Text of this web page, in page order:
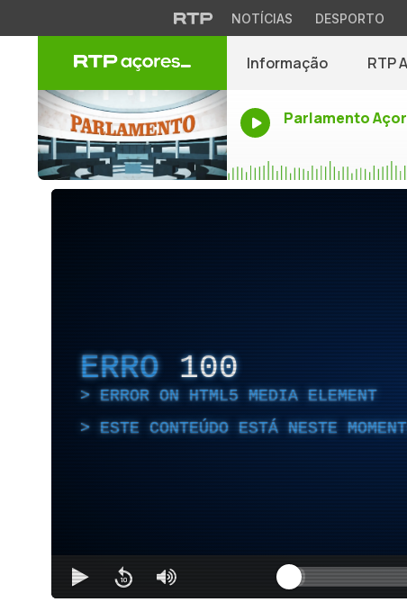
NOTÍCIAS DESPORTO
Informação RTP
Parlamento
ERRO 100
ERROR ON HTML5 MEDIA ELEMENT
ESTE CONTEÚDO ESTÁ NESTE